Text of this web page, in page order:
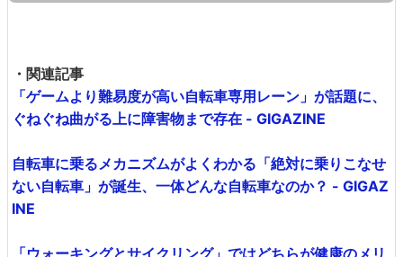
・関連記事
「ゲームより難易度が高い自転車専用レーン」が話題に、
ぐねぐね曲がる上に障害物まで存在 - GIGAZINE
自転車に乗るメカニズムがよくわかる「絶対に乗りこなせ
ない自転車」が誕生、一体どんな自転車なのか？ - GIGAZ
INE
「ウォーキングとサイクリング」ではどちらが健康のメリ